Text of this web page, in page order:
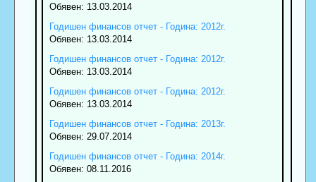
Обявен: 13.03.2014
Годишен финансов отчет - Година: 2012г.
Обявен: 13.03.2014
Годишен финансов отчет - Година: 2012г.
Обявен: 13.03.2014
Годишен финансов отчет - Година: 2012г.
Обявен: 13.03.2014
Годишен финансов отчет - Година: 2013г.
Обявен: 29.07.2014
Годишен финансов отчет - Година: 2014г.
Обявен: 08.11.2016